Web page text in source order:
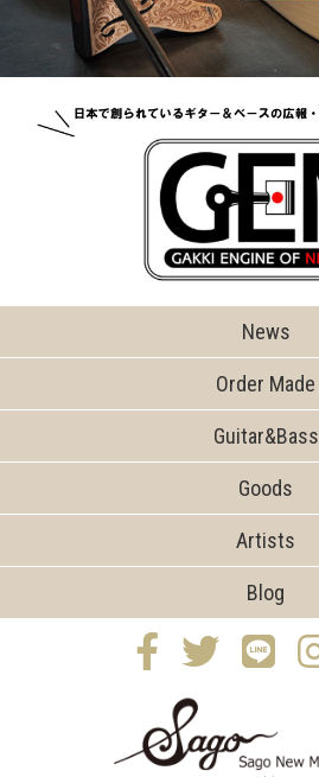
News
Order Made
Guitar&Bass
Goods
Artists
Blog